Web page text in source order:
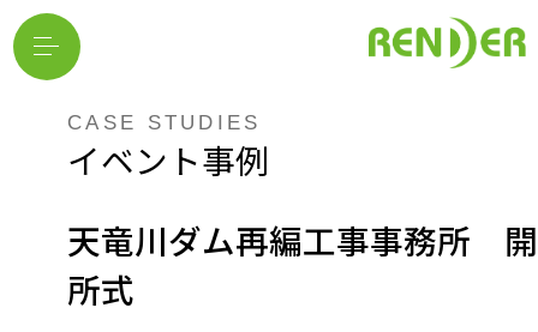
CASE STUDIES
イベント事例
天竜川ダム再編工事事務所 開
所式